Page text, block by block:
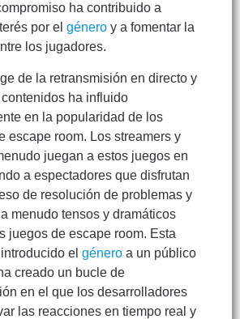
ha contribuido a
por el género y a fomentar la
los jugadores.
de la retransmisión en directo y
ha influido
en la popularidad de los
escape room. Los streamers y
juegan a estos juegos en
a espectadores que disfrutan
de resolución de problemas y
menudo tensos y dramáticos
juegos de escape room. Esta
el género a un público
creado un bucle de
en el que los desarrolladores
las reacciones en tiempo real y